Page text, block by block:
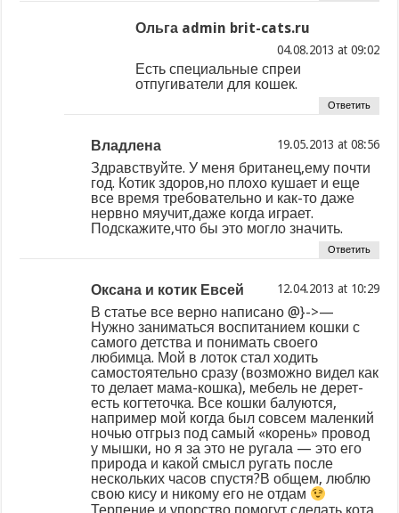
Ольга admin brit-cats.ru
at
Есть специальные спреи
отпугиватели для кошек.
Ответить
Владлена at
Здравствуйте. У меня британец,ему почти
год. Котик здоров,но плохо кушает и еще
все время требовательно и как-то даже
нервно мяучит,даже когда играет.
Подскажите,что бы это могло значить.
Ответить
Оксана и котик Евсей at
В статье все верно написано @}->—
Нужно заниматься воспитанием кошки с
самого детства и понимать своего
любимца. Мой в лоток стал ходить
самостоятельно сразу (возможно видел как
то делает мама-кошка), мебель не дерет-
есть когтеточка. Все кошки балуются,
например мой когда был совсем маленкий
ночью отгрыз под самый «корень» провод
у мышки, но я за это не ругала — это его
природа и какой смысл ругать после
нескольких часов спустя?В общем, люблю
свою кису и никому его не отдам